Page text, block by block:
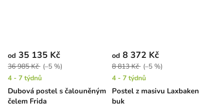
Dubová postel s čalouněným
čelem Frida
od 35 135 Kč
36 985 Kč (–5 %)
4 - 7 týdnů
Postel z masivu Laxbaken
buk
od 8 372 Kč
8 813 Kč (–5 %)
4 - 7 týdnů